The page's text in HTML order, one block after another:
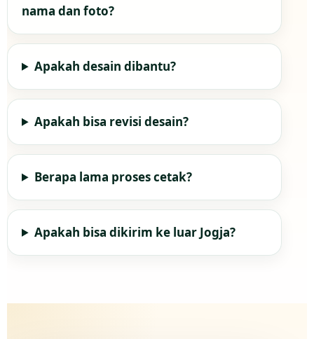
nama dan foto?
Apakah desain dibantu?
Apakah bisa revisi desain?
Berapa lama proses cetak?
Apakah bisa dikirim ke luar Jogja?